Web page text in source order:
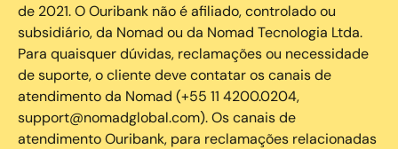
de 2021. O Ouribank não é afiliado, controlado ou
subsidiário, da Nomad ou da Nomad Tecnologia Ltda.
Para quaisquer dúvidas, reclamações ou necessidade
de suporte, o cliente deve contatar os canais de
atendimento da Nomad (+55 11 4200.0204,
support@nomadglobal.com). Os canais de
atendimento Ouribank, para reclamações relacionadas